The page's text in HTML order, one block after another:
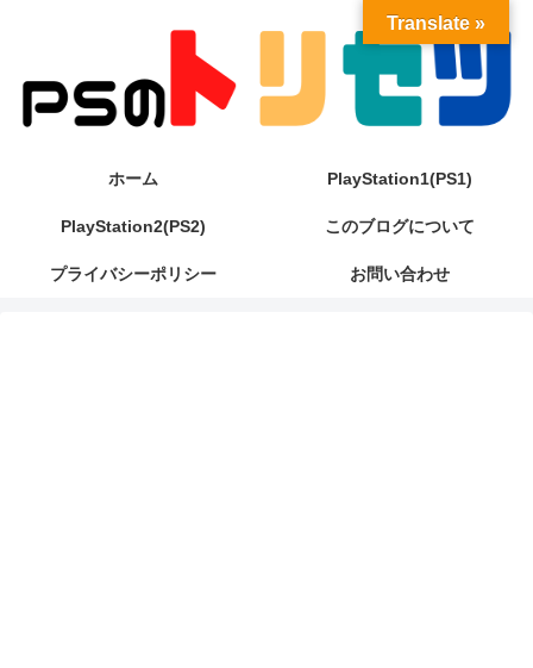
ホーム PlayStation1(PS1)
PlayStation2(PS2) このブログについて
プライバシーポリシー お問い合わせ
Translate »